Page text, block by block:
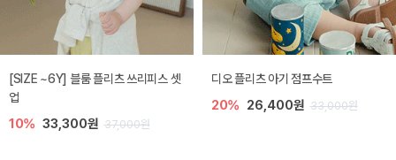
[SIZE ~6Y] 블룸 플리츠 쓰리피스 셋
업
10% 33,300원 37,000원
디오 플리츠 아기 점프수트
20% 26,400원 33,000원